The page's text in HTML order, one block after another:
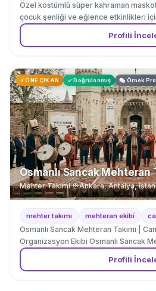
Özel kostümlü süper kahraman maskot
çocuk şenliği ve eğlence etkinlikleri
Profili
⚡ ÖNE ÇIKAN ✓ Doğrulanmış 🎭 Örnek
Osmanlı Sancak Mehteran
Mehter Takimi· Ankara, Antalya,
mehter takımı mehteran ekibi
Osmanlı Sancak Mehteran Takımı |
Organizasyon Ekibi Osmanlı Sancak Mehteran Takımı, tarihi
Osmanlı mehter kültürünü güçlü sahne
birleştirerek organizasyonlara
Profili